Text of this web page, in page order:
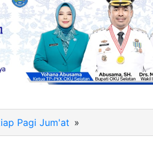
Pagi Jum'at »
20200724-